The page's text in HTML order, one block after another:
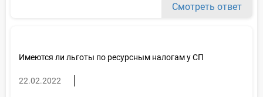
Смотреть ответ
Имеются ли льготы по ресурсным налогам у СП
22.02.2022